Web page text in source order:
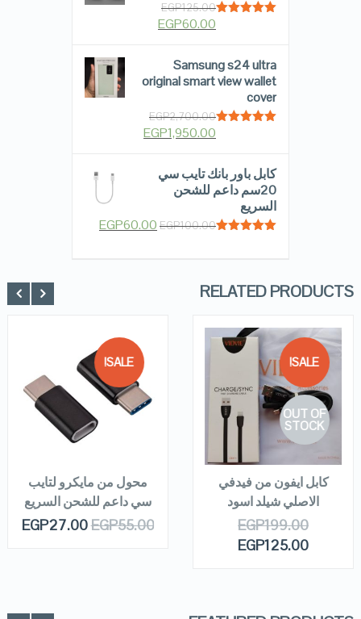
EGP125.00
EGP60.00
Samsung s24 ultra
original smart view wallet
cover
EGP2,700.00
EGP1,950.00
كابل باور بانك تايب سي
20سم داعم للشحن
السريع
EGP100.00
EGP60.00
RELATED PRODUCTS
SALE!
OUT OF
STOCK
QUICK LOOK
VIEW DETAILS
READ MORE
كابل ايفون من فيدفي
الاصلي شيلد اسود
EGP199.00
EGP125.00
SALE!
QUICK LOOK
VIEW DETAILS
ADD TO
CART
محول من مايكرو لتايب
سي داعم للشحن السريع
EGP55.00
EGP27.00